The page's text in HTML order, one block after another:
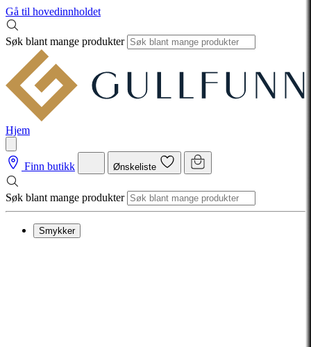
Gå til hovedinnholdet
Søk blant mange produkter
Hjem
Finn butikk Ønskeliste
Søk blant mange produkter
Smykker